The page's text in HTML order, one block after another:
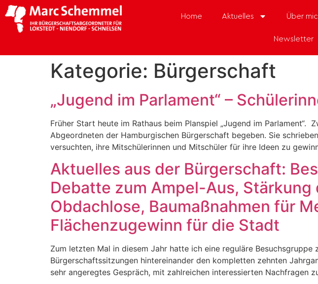
Home Aktuelles Über
Newsletter
Kategorie: Bürgerschaft
„Jugend im Parlament“ –
Früher Start heute im Rathaus beim Planspiel „Jugend im Parlament“.
Abgeordneten der Hamburgischen Bürgerschaft begeben. Sie
versuchten, ihre Mitschülerinnen und Mitschüler für ihre Ideen zu
Aktuelles aus der Bürgerschaft:
Debatte zum Ampel-Aus,
Obdachlose, Baumaßnahmen für
Flächenzugewinn für die Stadt
Zum letzten Mal in diesem Jahr hatte ich eine reguläre
Bürgerschaftssitzungen hintereinander den kompletten zehnten
sehr angeregtes Gespräch, mit zahlreichen interessierten